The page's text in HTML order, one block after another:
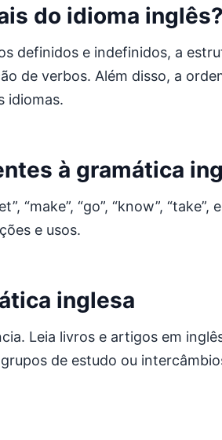
do idioma inglês?
definidos e indefinidos, a
de verbos. Além disso, a
idiomas.
à gramática
“make”, “go”, “know”,
e usos.
inglesa
Leia livros e artigos em
de estudo ou